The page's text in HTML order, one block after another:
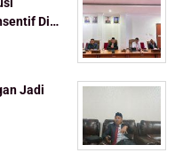
Di…
Jadi